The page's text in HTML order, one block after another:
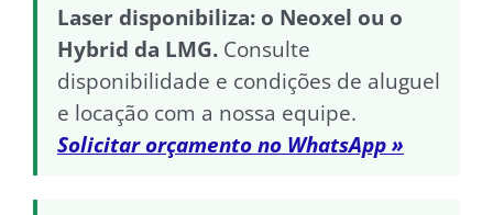
Laser disponibiliza: o Neoxel ou o
Hybrid da LMG. Consulte
disponibilidade e condições de aluguel
e locação com a nossa equipe.
Solicitar orçamento no WhatsApp »